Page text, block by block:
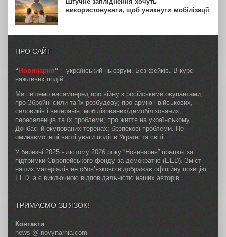
використовувати, щоб уникнути мобілізації
ПРО САЙТ
“ Новинарня“ – український ньюзрум. Без фейків. В курсі
важливих подій.
Ми пишемо насамперед про війну з російськими окупантами;
про Збройні сили та їх розбудову; про армію і військових,
силовиків і ветеранів, мобілізованих/демобілізованих,
переселенців та їх проблеми; про життя на українському
Донбасі й окупованих теренах; безпекові проблеми. Не
оминаємо інші варті уваги події в Україні та світі.
У березні 2025 - лютому 2026 року “Новинарня” працює за
підтримки Європейського фонду за демократію (EED). Зміст
наших матеріалів не обов’язково відображає офіційну позицію
EED, а є виключною відповідальністю наших авторів.
ТРИМАЄМО ЗВ’ЯЗОК!
Контакти
news @ novynarnia.com